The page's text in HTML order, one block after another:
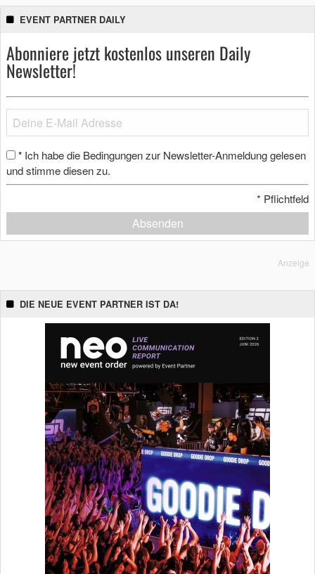
EVENT PARTNER DAILY
Abonniere jetzt kostenlos unseren Daily
Newsletter!
* Ich habe die Bedingungen zur Newsletter-Anmeldung gelesen
und stimme diesen zu.
* Pflichtfeld
Absenden
Anzeige
DIE NEUE EVENT PARTNER IST DA!